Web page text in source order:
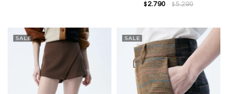
$ 2.790 $5.290